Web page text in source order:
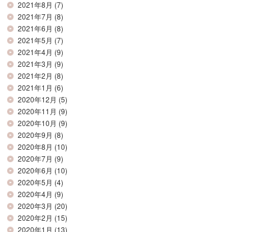
2021年8月 (7)
2021年7月 (8)
2021年6月 (8)
2021年5月 (7)
2021年4月 (9)
2021年3月 (9)
2021年2月 (8)
2021年1月 (6)
2020年12月 (5)
2020年11月 (9)
2020年10月 (9)
2020年9月 (8)
2020年8月 (10)
2020年7月 (9)
2020年6月 (10)
2020年5月 (4)
2020年4月 (9)
2020年3月 (20)
2020年2月 (15)
2020年1月 (13)